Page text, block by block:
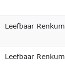
Leefbaar Renkum
Leefbaar Renkum